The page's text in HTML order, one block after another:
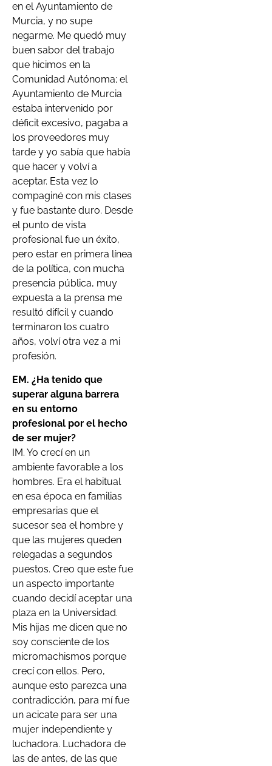
en el Ayuntamiento de
Murcia, y no supe
negarme. Me quedó muy
buen sabor del trabajo
que hicimos en la
Comunidad Autónoma; el
Ayuntamiento de Murcia
estaba intervenido por
déficit excesivo, pagaba a
los proveedores muy
tarde y yo sabía que había
que hacer y volví a
aceptar. Esta vez lo
compaginé con mis clases
y fue bastante duro. Desde
el punto de vista
profesional fue un éxito,
pero estar en primera línea
de la política, con mucha
presencia pública, muy
expuesta a la prensa me
resultó difícil y cuando
terminaron los cuatro
años, volví otra vez a mi
profesión.
EM. ¿Ha tenido que
superar alguna barrera
en su entorno
profesional por el hecho
de ser mujer?
IM. Yo crecí en un
ambiente favorable a los
hombres. Era el habitual
en esa época en familias
empresarias que el
sucesor sea el hombre y
que las mujeres queden
relegadas a segundos
puestos. Creo que este fue
un aspecto importante
cuando decidí aceptar una
plaza en la Universidad.
Mis hijas me dicen que no
soy consciente de los
micromachismos porque
crecí con ellos. Pero,
aunque esto parezca una
contradicción, para mí fue
un acicate para ser una
mujer independiente y
luchadora. Luchadora de
las de antes, de las que